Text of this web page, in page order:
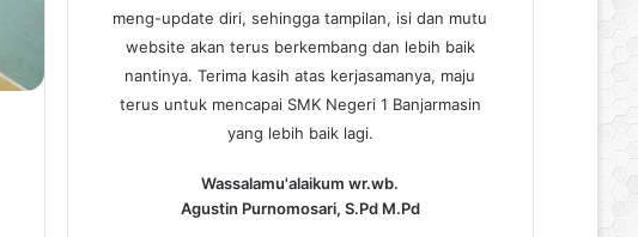
meng-update diri, sehingga tampilan, isi dan mutu
website akan terus berkembang dan lebih baik
nantinya. Terima kasih atas kerjasamanya, maju
terus untuk mencapai SMK Negeri 1 Banjarmasin
yang lebih baik lagi.
Wassalamu'alaikum wr.wb.
Agustin Purnomosari, S.Pd M.Pd